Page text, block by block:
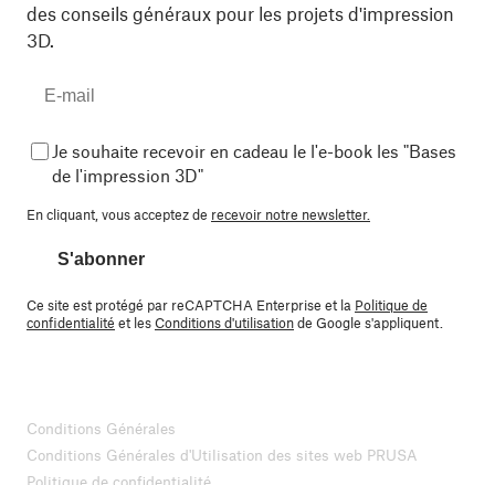
des conseils généraux pour les projets d'impression
3D.
Je souhaite recevoir en cadeau le l'e-book les "Bases
de l'impression 3D"
En cliquant, vous acceptez de recevoir notre newsletter.
S'abonner
Ce site est protégé par reCAPTCHA Enterprise et la Politique de
confidentialité et lesConditions d'utilisationde Google s'appliquent.
Conditions Générales
Conditions Générales d'Utilisation des sites web PRUSA